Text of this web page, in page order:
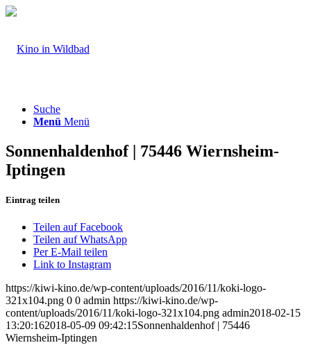
Suche
Menü Menü
Sonnenhaldenhof | 75446 Wiernsheim-
Iptingen
Eintrag teilen
Teilen auf Facebook
Teilen auf WhatsApp
Per E-Mail teilen
Link to Instagram
https://kiwi-kino.de/wp-content/uploads/2016/11/koki-logo-
321x104.png 0 0 admin https://kiwi-kino.de/wp-
content/uploads/2016/11/koki-logo-321x104.png admin2018-02-15
13:20:162018-05-09 09:42:15Sonnenhaldenhof | 75446
Wiernsheim-Iptingen